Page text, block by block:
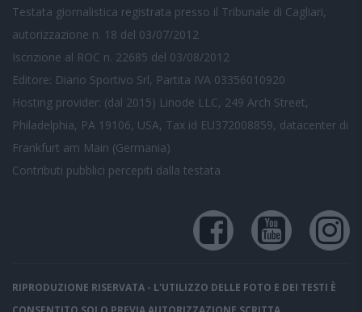
Testata giornalistica registrata presso il Tribunale di Cagliari,
autorizzazione n. 18 del 03/07/2012
Iscrizione al ROC n. 22685 del 03/08/2012
Editore: Diario Sportivo Srl, Partita IVA 03356010920
Hosting provider: (dal 2015) Linode LLC, 249 Arch Street,
Philadelphia, PA 19106, USA, Tax id EU372008859, datacenter di
Frankfurt am Main (Germania)
Contributi pubblici percepiti dalla testata
RIPRODUZIONE RISERVATA - L'UTILIZZO DELLE FOTO E DEI TESTI È